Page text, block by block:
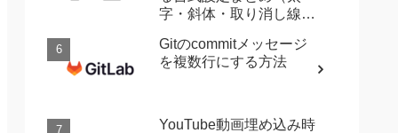
字・斜体・取り消し線・
Gitのcommitメッセージ
を複数行にする方法
YouTube動画埋め込み時